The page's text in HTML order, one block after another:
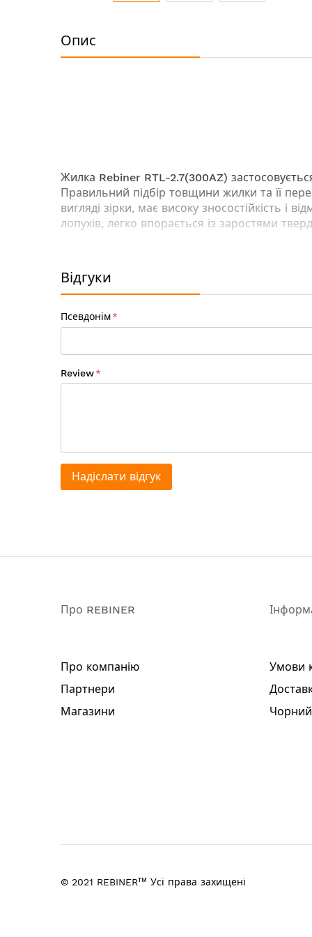
початку
галереї
Опис
Жилка Rebiner RTL-2.7(300AZ)
Правильний підбір товщини жилки та її
вигляді зірки, має високу зносостійкість і
лопухів, легко впорається із заростями
Технічні характеристики:
Діаметр: 2.7 мм
Упаковка: катушка
Армована: так
Колір: сірий
Відгуки
Псевдонім
Review
Надіслати відгук
Про REBINER
Про компанію
Партнери
Магазини
Умови
© 2021 REBINERтм Усі права захищені